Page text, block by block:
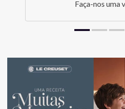
Faça-nos uma